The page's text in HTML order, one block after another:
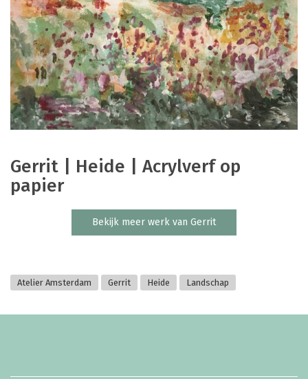
Gerrit | Heide | Acrylverf op
papier
Bekijk meer werk van Gerrit
Atelier Amsterdam Gerrit Heide Landschap